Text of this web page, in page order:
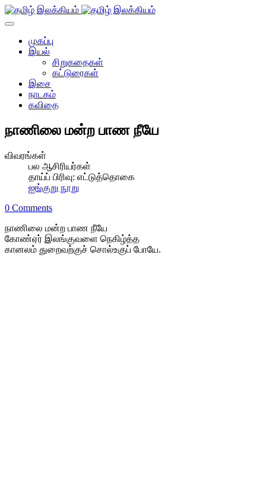
முகப்பு
இயல்
சிறுகதைகள்
கட்டுரைகள்
இசை
நாடகம்
கவிதை
நாணிலை மன்ற பாண நீயே
விவரங்கள்
பல ஆசிரியர்கள்
தாய்ப் பிரிவு: எட்டுத்தொகை
ஐங்குறு நூறு
0 Comments
நாணிலை மன்ற பாண நீயே
கோண்ஏர் இலங்குவளை நெகிழ்த்த
கானலம் துறைவற்குச் சொல்உகுப் போயே.